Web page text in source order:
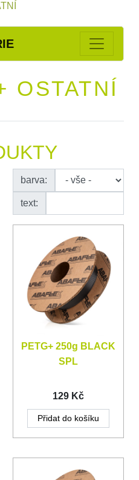
OSTATNÍ
barva:
text:
PETG+ 250g BLACK
SPL
129 Kč
Přidat do košíku